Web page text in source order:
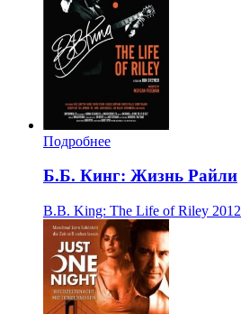
Подробнее
Б.Б. Кинг: Жизнь Райли
B.B. King: The Life of Riley 2012